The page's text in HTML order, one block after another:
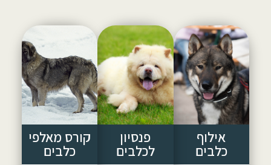
אילוף
כלבים
פנסיון
לכלבים
קורס מאלפי
כלבים